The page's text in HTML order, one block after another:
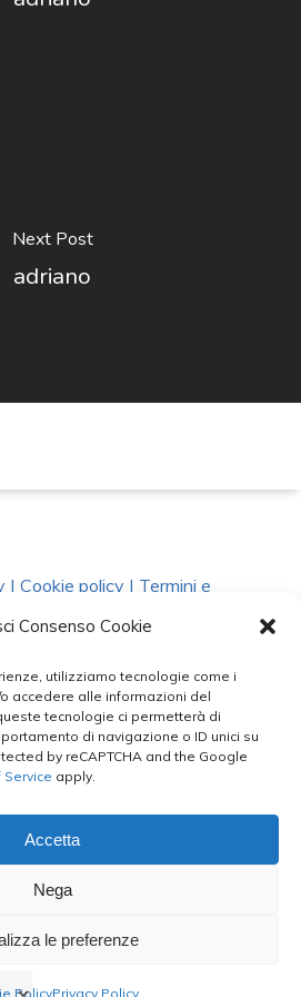
Consenso Cookie
utilizziamo tecnologie come i
accedere alle informazioni del
tecnologie ci permetterà di
di navigazione o ID unici su
by reCAPTCHA and the Google
Service apply.
Accetta
Nega
le preferenze
PolicyPrivacy Policy
Next Post
adriano
| Cookie policy | Termini e
|Richiedi Dati
whatsappphone
email
Bontà del Capo ©